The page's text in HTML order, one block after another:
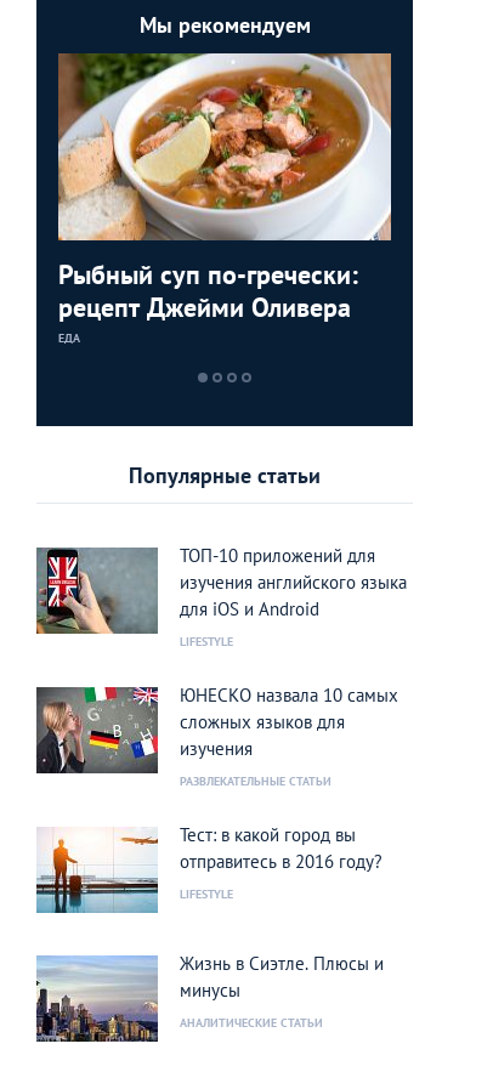
Мы рекомендуем
Рыбный суп по-гречески:
рецепт Джейми Оливера
ЕДА
Популярные статьи
ТОП-10 приложений для
изучения английского языка
для iOS и Android
LIFESTYLE
ЮНЕСКО назвала 10 самых
сложных языков для
изучения
РАЗВЛЕКАТЕЛЬНЫЕ СТАТЬИ
Тест: в какой город вы
отправитесь в 2016 году?
LIFESTYLE
Жизнь в Сиэтле. Плюсы и
минусы
АНАЛИТИЧЕСКИЕ СТАТЬИ